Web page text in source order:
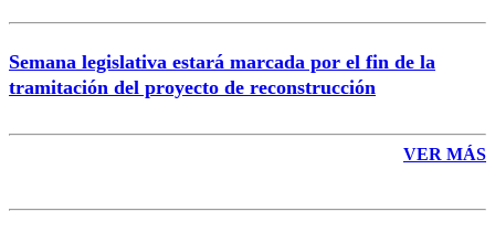
Semana legislativa estará marcada por el fin de la
tramitación del proyecto de reconstrucción
VER MÁS